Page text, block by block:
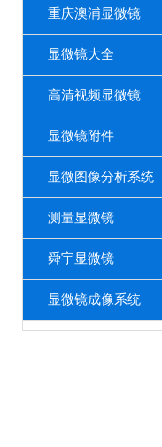
重庆澳浦显微镜
显微镜大全
高清视频显微镜
显微镜附件
显微图像分析系统
测量显微镜
舜宇显微镜
显微镜成像系统